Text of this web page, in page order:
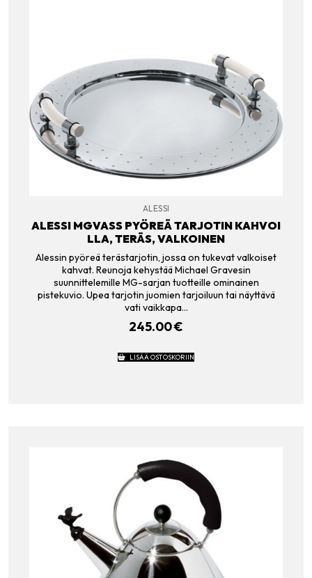
ALESSI
ALESSI MGVASS PYÖREÄ TARJOTIN KAHVOI
LLA, TERÄS, VALKOINEN
Alessin pyöreä terästarjotin, jossa on tukevat valkoiset
kahvat. Reunoja kehystää Michael Gravesin
suunnittelemille MG-sarjan tuotteille ominainen
pistekuvio. Upea tarjotin juomien tarjoiluun tai näyttävä
vati vaikkapa…
245.00€
LISÄÄ OSTOSKORIIN